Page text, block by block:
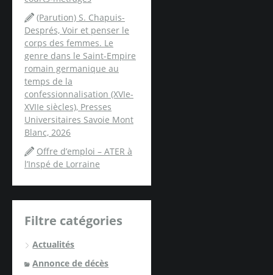
(Parution) S. Chapuis-
Després, Voir et penser le
corps des femmes. Le
genre dans le Saint-Empire
romain germanique au
temps de la
confessionnalisation (XVIe-
XVIIe siècles), Presses
Universitaires Savoie Mont
Blanc, 2026
Offre d’emploi – ATER à
l’Inspé de Lorraine
Filtre catégories
Actualités
Annonce de décès